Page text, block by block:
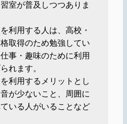
室が普及しつつありま
利用する人は、高校・
取得のため勉強してい
事・趣味のために利用
れます。
利用するメリットとし
が少ないこと、周囲に
いる人がいることなど